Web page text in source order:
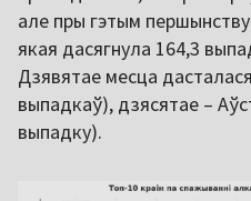
але пры гэтым
якая дасягнула 164,3
Дзявятае месца
выпадкаў), дзясятае –
выпадку).